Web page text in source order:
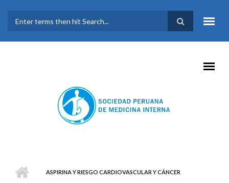
FORMULARIO DE
BÚSQUEDA
ASPIRINA Y RIESGO CARDIOVASCULAR Y CÁNCER